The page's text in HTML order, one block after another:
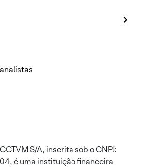
S/A, inscrita sob o CNPJ:
é uma instituição financeira